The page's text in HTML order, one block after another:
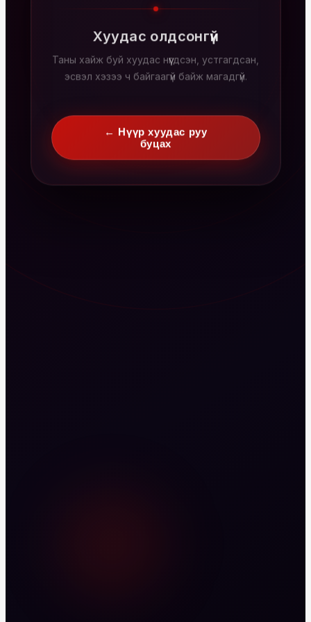
Хуудас олдсонгүй
Таны хайж буй хуудас нүүгдсэн, устгагдсан,
эсвэл хэзээ ч байгаагүй байж магадгүй.
← Нүүр хуудас руу
буцах